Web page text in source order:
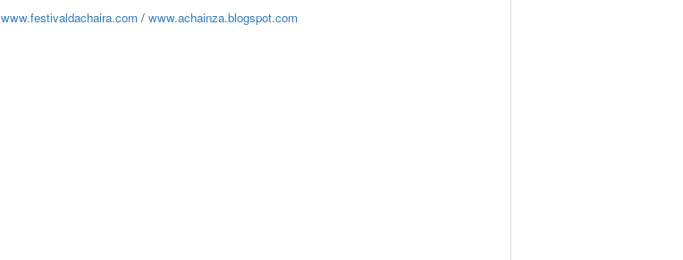
www.festivaldachaira.com / www.achainza.blogspot.com